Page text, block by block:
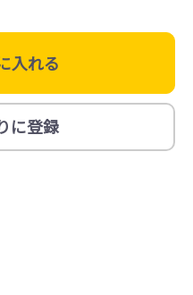
入れる
に登録